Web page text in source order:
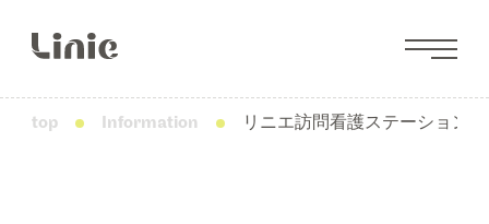
top Information リニエ訪問看護ステーション